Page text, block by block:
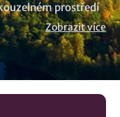
prostředí
které vás uchvátí
nebo také
Ubytování vám
zatímco se
lokalit.
pestrou nabídku
Zobrazit více